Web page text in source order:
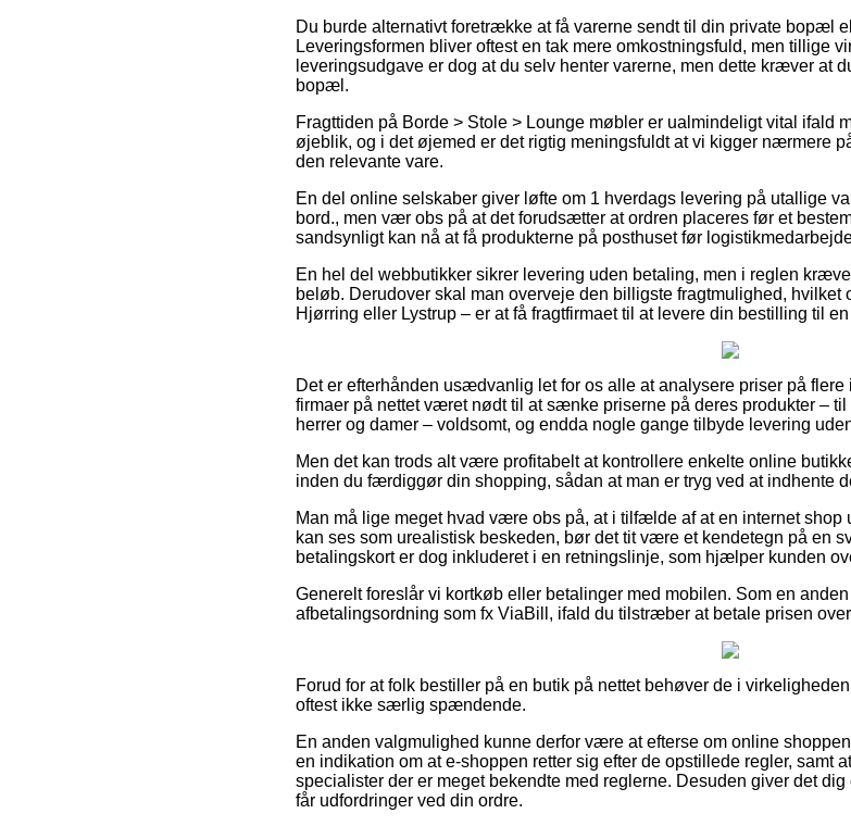
Du burde alternativt foretrække at få varerne sendt til din private bopæl
Leveringsformen bliver oftest en tak mere omkostningsfuld, men tillige
leveringsudgave er dog at du selv henter varerne, men dette kræver at
bopæl.
Fragttiden på Borde > Stole > Lounge møbler er ualmindeligt vital ifald
øjeblik, og i det øjemed er det rigtig meningsfuldt at vi kigger nærmere
den relevante vare.
En del online selskaber giver løfte om 1 hverdags levering på utallige
bord., men vær obs på at det forudsætter at ordren placeres før et
sandsynligt kan nå at få produkterne på posthuset før
En hel del webbutikker sikrer levering uden betaling, men i reglen
beløb. Derudover skal man overveje den billigste fragtmulighed,
Hjørring eller Lystrup – er at få fragtfirmaet til at levere din bestilling til
Det er efterhånden usædvanlig let for os alle at analysere priser på
firmaer på nettet været nødt til at sænke priserne på deres produkter –
herrer og damer – voldsomt, og endda nogle gange tilbyde levering
Men det kan trods alt være profitabelt at kontrollere enkelte online
inden du færdiggør din shopping, sådan at man er tryg ved at indhente
Man må lige meget hvad være obs på, at i tilfælde af at en internet shop
kan ses som urealistisk beskeden, bør det tit være et kendetegn på en
betalingskort er dog inkluderet i en retningslinje, som hjælper kunden
Generelt foreslår vi kortkøb eller betalinger med mobilen. Som en
afbetalingsordning som fx ViaBill, ifald du tilstræber at betale prisen
Forud for at folk bestiller på en butik på nettet behøver de i
oftest ikke særlig spændende.
En anden valgmulighed kunne derfor være at efterse om online
en indikation om at e-shoppen retter sig efter de opstillede regler, samt
specialister der er meget bekendte med reglerne. Desuden giver det
får udfordringer ved din ordre.